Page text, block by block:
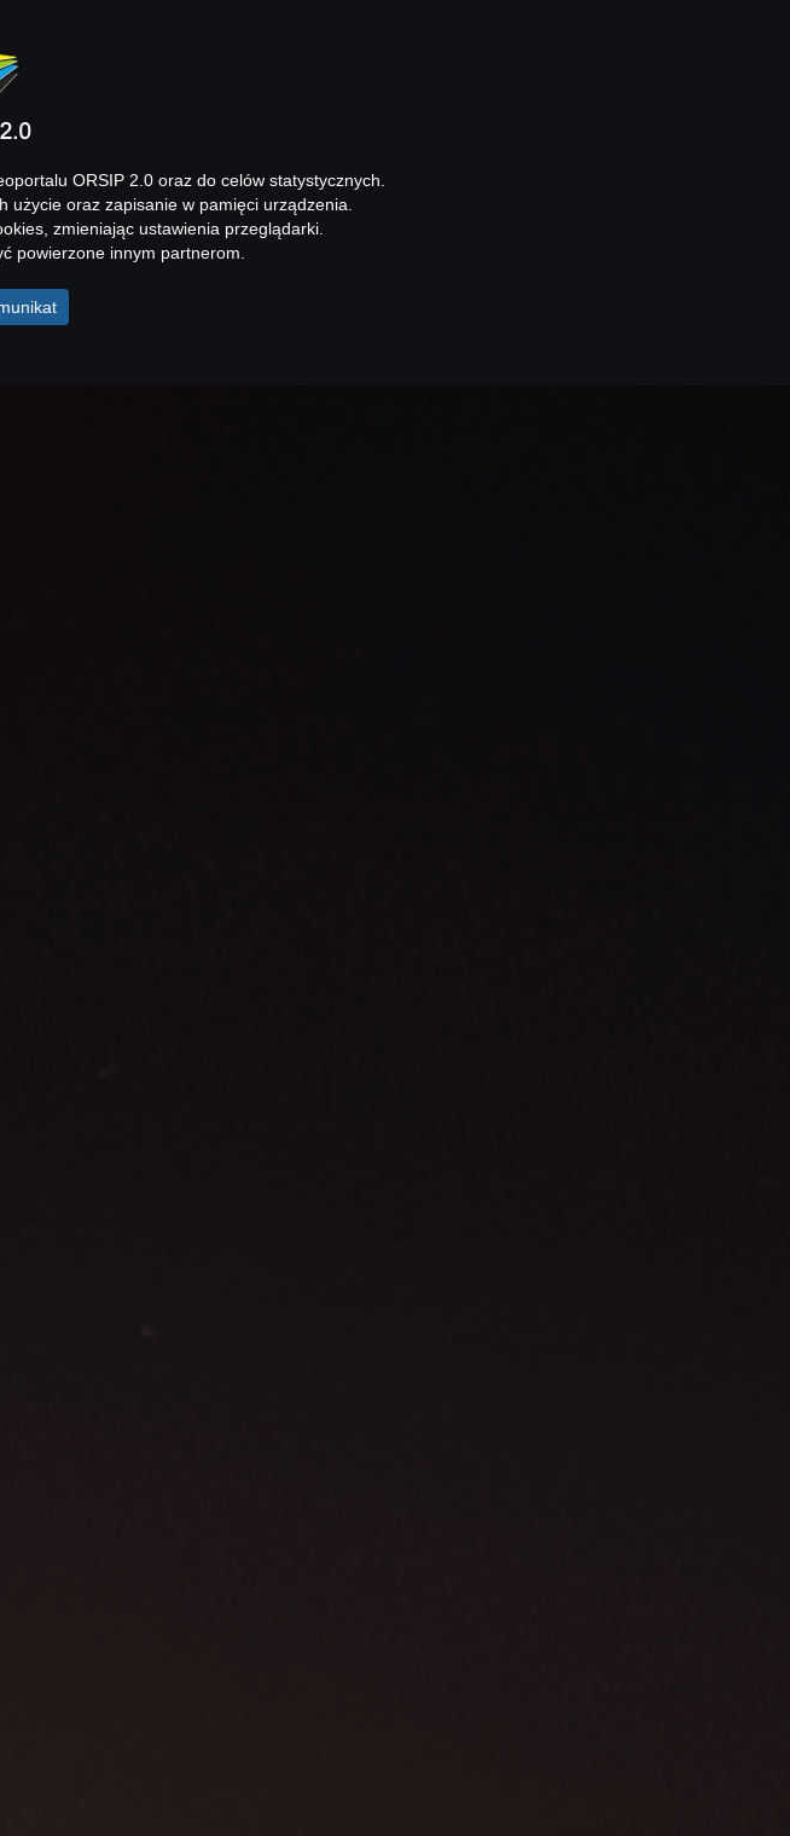
ORSIP 2.0 oraz do celów statystycznych.
użycie oraz zapisanie w pamięci urządzenia.
zmieniając ustawienia przeglądarki.
powierzone innym partnerom.